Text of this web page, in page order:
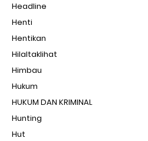
Headline
Henti
Hentikan
Hilaltaklihat
Himbau
Hukum
HUKUM DAN KRIMINAL
Hunting
Hut